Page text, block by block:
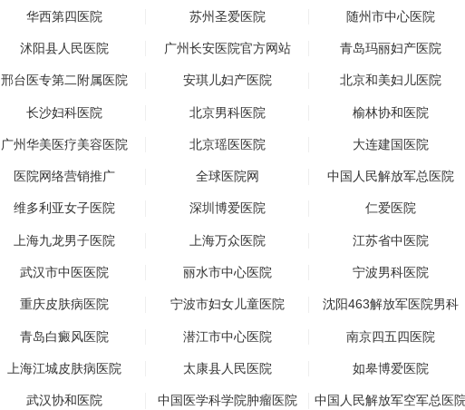
华西第四医院 苏州圣爱医院 随州市中心医院
沭阳县人民医院 广州长安医院官方网站 青岛玛丽妇产医院
邢台医专第二附属医院 安琪儿妇产医院 北京和美妇儿医院
长沙妇科医院 北京男科医院 榆林协和医院
广州华美医疗美容医院 北京瑶医医院 大连建国医院
医院网络营销推广 全球医院网 中国人民解放军总医院
维多利亚女子医院 深圳博爱医院 仁爱医院
上海九龙男子医院 上海万众医院 江苏省中医院
武汉市中医医院 丽水市中心医院 宁波男科医院
重庆皮肤病医院 宁波市妇女儿童医院 沈阳463解放军医院男科
青岛白癜风医院 潜江市中心医院 南京四五四医院
上海江城皮肤病医院 太康县人民医院 如皋博爱医院
武汉协和医院 中国医学科学院肿瘤医院 中国人民解放军空军总医